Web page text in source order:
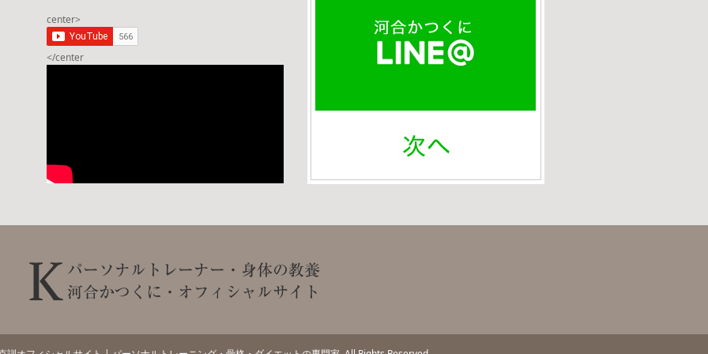
center>
</center